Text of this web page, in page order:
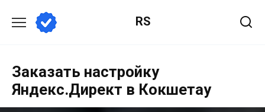
RS
Заказать настройку
Яндекс.Директ в Кокшетау